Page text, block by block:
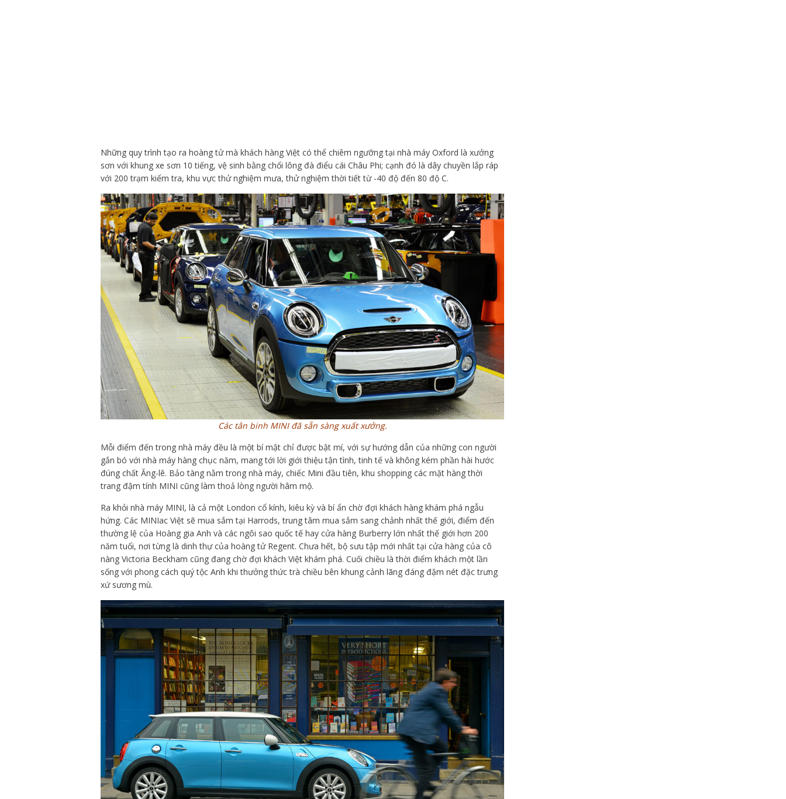
Những quy trình tạo ra hoàng tử mà khách hàng Việt có thể chiêm ngưỡng tại nhà máy Oxford là xưởng
sơn với khung xe sơn 10 tiếng, vệ sinh bằng chổi lông đà điểu cái Châu Phi; cạnh đó là dây chuyền lắp ráp
với 200 trạm kiểm tra, khu vực thử nghiệm mưa, thử nghiệm thời tiết từ -40 độ đến 80 độ C.
Các tân binh MINI đã sẵn sàng xuất xưởng.
Mỗi điểm đến trong nhà máy đều là một bí mật chỉ được bật mí, với sự hướng dẫn của những con người
gắn bó với nhà máy hàng chục năm, mang tới lời giới thiệu tận tình, tinh tế và không kém phần hài hước
đúng chất Ăng-lê. Bảo tàng nằm trong nhà máy, chiếc Mini đầu tiên, khu shopping các mặt hàng thời
trang đậm tính MINI cũng làm thoả lòng người hâm mộ.
Ra khỏi nhà máy MINI, là cả một London cổ kính, kiêu kỳ và bí ẩn chờ đợi khách hàng khám phá ngẫu
hứng. Các MINIac Việt sẽ mua sắm tại Harrods, trung tâm mua sắm sang chảnh nhất thế giới, điểm đến
thường lệ của Hoàng gia Anh và các ngôi sao quốc tế hay cửa hàng Burberry lớn nhất thế giới hơn 200
năm tuổi, nơi từng là dinh thự của hoàng tử Regent. Chưa hết, bộ sưu tập mới nhất tại cửa hàng của cô
nàng Victoria Beckham cũng đang chờ đợi khách Việt khám phá. Cuối chiều là thời điểm khách một lần
sống với phong cách quý tộc Anh khi thưởng thức trà chiều bên khung cảnh lãng đáng đậm nét đặc trưng
xứ sương mù.